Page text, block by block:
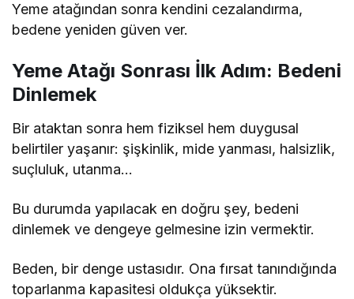
Yeme atağından sonra kendini cezalandırma,
bedene yeniden güven ver.
Yeme Atağı Sonrası İlk Adım: Bedeni
Dinlemek
Bir ataktan sonra hem fiziksel hem duygusal
belirtiler yaşanır: şişkinlik, mide yanması, halsizlik,
suçluluk, utanma…
Bu durumda yapılacak en doğru şey, bedeni
dinlemek ve dengeye gelmesine izin vermektir.
Beden, bir denge ustasıdır. Ona fırsat tanındığında
toparlanma kapasitesi oldukça yüksektir.